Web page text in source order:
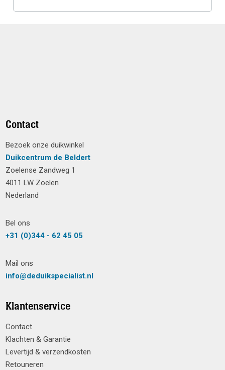
Contact
Bezoek onze duikwinkel
Duikcentrum de Beldert
Zoelense Zandweg 1
4011 LW Zoelen
Nederland
Bel ons
+31 (0)344 - 62 45 05
Mail ons
info@deduikspecialist.nl
Klantenservice
Contact
Klachten & Garantie
Levertijd & verzendkosten
Retouneren